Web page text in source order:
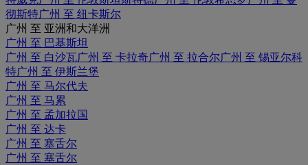
彻斯特广州 至 纽卡斯尔
广州 至 亚洲和大洋洲
广州 至 巴基斯坦
广州 至 白沙瓦广州 至 卡拉奇广州 至 拉合尔广州 至 锡亚尔科
特广州 至 伊斯兰堡
广州 至 马尔代夫
广州 至 马累
广州 至 孟加拉国
广州 至 达卡
广州 至 塞舌尔
广州 至 塞舌尔